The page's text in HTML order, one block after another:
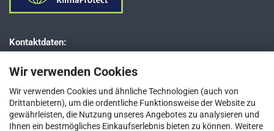
Wir verwenden Cookies
Wir verwenden Cookies und ähnliche Technologien (auch von
Drittanbietern), um die ordentliche Funktionsweise der Website zu
gewährleisten, die Nutzung unseres Angebotes zu analysieren und
Ihnen ein bestmögliches Einkaufserlebnis bieten zu können. Weitere
Kontaktdaten:
Jägerweg 5–7
D-85521 Ottobrunn bei München
Telefon: +49 (0) 89 / 66 66 33 400
Telefax: +49 (0) 89 / 66 66 33 411